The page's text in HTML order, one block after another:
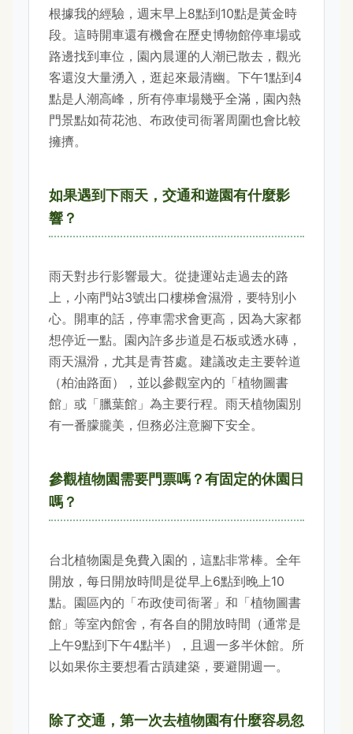
根據我的經驗，週末早上8點到10點是黃金時
段。這時開車還有機會在歷史博物館停車場或
路邊找到車位，園內晨運的人潮已散去，觀光
客還沒大量湧入，逛起來最清幽。下午1點到4
點是人潮高峰，所有停車場幾乎全滿，園內熱
門景點如荷花池、布政使司衙署周圍也會比較
擁擠。
如果遇到下雨天，交通和遊園有什麼影
響？
雨天對步行影響最大。從捷運站走過去的路
上，小南門站3號出口樓梯會濕滑，要特別小
心。開車的話，停車需求會更高，因為大家都
想停近一點。園內許多步道是石板或透水磚，
雨天濕滑，尤其是青苔處。建議改走主要幹道
（柏油路面），並以參觀室內的「植物圖書
館」或「臘葉館」為主要行程。雨天植物園別
有一番朦朧美，但務必注意腳下安全。
參觀植物園需要門票嗎？有固定的休園日
嗎？
台北植物園是免費入園的，這點非常棒。全年
開放，每日開放時間是從早上6點到晚上10
點。園區內的「布政使司衙署」和「植物圖書
館」等室內館舍，有各自的開放時間（通常是
上午9點到下午4點半），且週一多半休館。所
以如果你主要想看古蹟建築，要避開週一。
除了交通，第一次去植物園有什麼容易忽